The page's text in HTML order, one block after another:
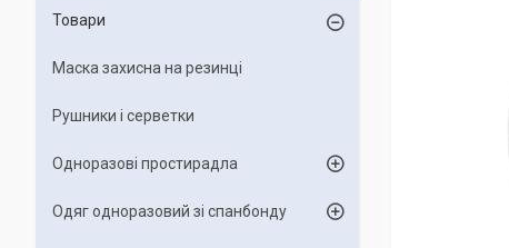
Товари
Маска захисна на резинці
Рушники і серветки
Одноразові простирадла
Одяг одноразовий зі спанбонду